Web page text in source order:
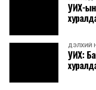
ХЭН ЮУ
2027 оны
ҮЙЛ ЯВДАЛ
Нөөцийн
шинэчилнэ
УИХ-ын
ДЭЛХИЙ
УИХ: